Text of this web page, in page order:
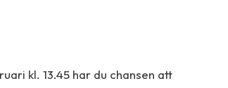
kl. 13.45 har du chansen att